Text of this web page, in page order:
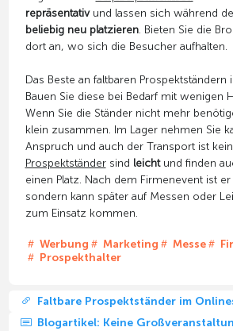
repräsentativund lassen sich während
beliebig neu platzieren. Bieten Sie die
dort an, wo sich die Besucher aufhalten.
Das Beste an faltbaren Prospektständern
Bauen Sie diese bei Bedarf mit wenigen
Wenn Sie die Ständer nicht mehr
klein zusammen. Im Lager nehmen Sie
Anspruch und auch der Transport ist
Prospektständersind leichtund finden
einen Platz. Nach dem Firmenevent ist
sondern kann später auf Messen oder
zum Einsatz kommen.
Werbung Marketing Messe
Prospekthalter
Faltbare Prospektständer im
Blogartikel: Keine